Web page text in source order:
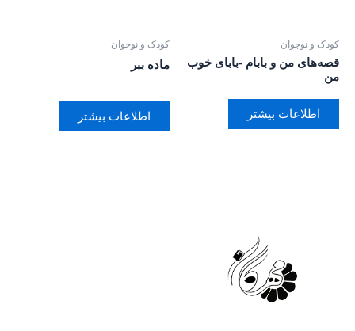
کودک و نوجوان
قصه‌های من و بابام -بابای خوب
من
اطلاعات بیشتر
کودک و نوجوان
ماده ببر
اطلاعات بیشتر